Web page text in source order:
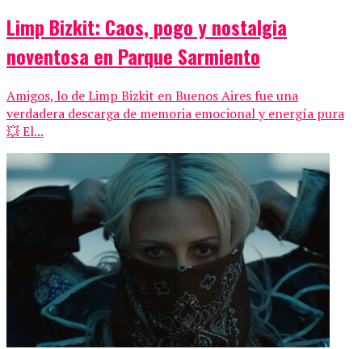
Limp Bizkit: Caos, pogo y nostalgia
noventosa en Parque Sarmiento
Amigos, lo de Limp Bizkit en Buenos Aires fue una
verdadera descarga de memoria emocional y energía pura
💥 El...